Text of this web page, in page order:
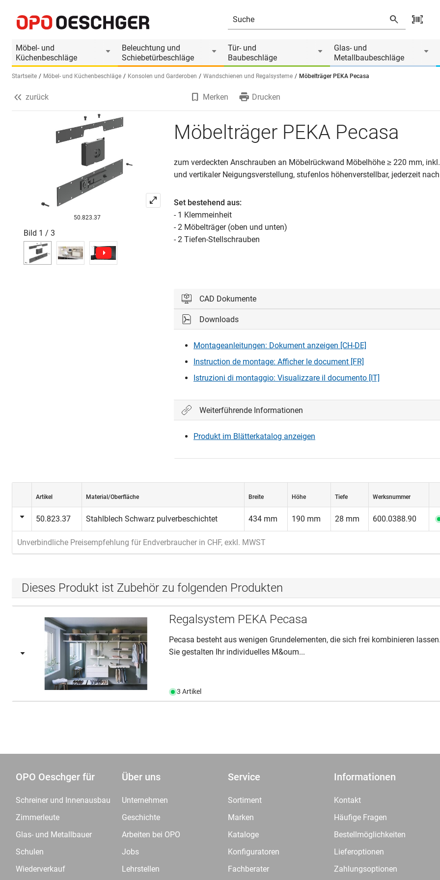
Möbel- und
Küchenbeschläge
Beleuchtung und
Schiebetürbeschläge
Tür- und
Baubeschläge
Glas- und
Metallbaubeschläge
Sprache wählen (DE)
Startseite Möbel- und Küchenbeschläge Konsolen und Garderoben Wandschienen und Regalsysteme Möbelträger PEKA Pecasa
Produktinformationen
Produkt ist Zubehör von
zurück Merken Drucken
50.823.37
Bild 1 / 3
Möbelträger PEKA Pecasa
zum verdeckten Anschrauben an Möbelrückwand Möbelhöhe ≥ 220 mm,
und vertikaler Neigungsverstellung, stufenlos höhenverstellbar, jederzeit
Set bestehend aus:
- 1 Klemmeinheit
- 2 Möbelträger (oben und unten)
- 2 Tiefen-Stellschrauben
CAD Dokumente
Bitte einloggen, um die CAD‑Dateien anzeigen und herunterladen zu
Einloggen
Downloads
Montageanleitungen: Dokument anzeigen [CH-DE]
Instruction de montage: Afficher le document [FR]
Istruzioni di montaggio: Visualizzare il documento [IT]
Weiterführende Informationen
Produkt im Blätterkatalog anzeigen
Artikel Material/Oberfläche Breite Höhe Tiefe Werksnummer
50.823.37 Stahlblech Schwarz pulverbeschichtet 434 mm 190 mm 28 mm 600.0388.90
Unverbindliche Preisempfehlung für Endverbraucher in CHF, exkl. MWST
Dieses Produkt ist Zubehör zu folgenden Produkten
Regalsystem PEKA Pecasa
Pecasa besteht aus wenigen Grundelementen, die sich frei kombinieren
Sie gestalten Ihr individuelles M&oum...
3 Artikel
OPO Oeschger für
Schreiner und Innenausbau
Zimmerleute
Glas- und Metallbauer
Schulen
Wiederverkauf
Über uns
Unternehmen
Geschichte
Arbeiten bei OPO
Jobs
Lehrstellen
Service
Sortiment
Marken
Kataloge
Konfiguratoren
Fachberater
Informationen
Kontakt
Häufige Fragen
Bestellmöglichkeiten
Lieferoptionen
Zahlungsoptionen